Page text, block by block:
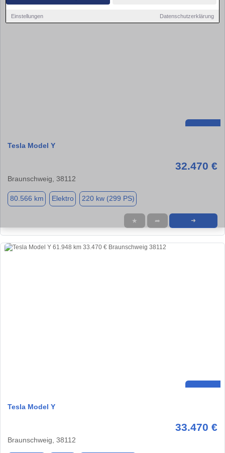
Einstellungen Datenschutzerklärung
Tesla Model Y
32.470 €
Braunschweig, 38112
80.566 km Elektro 220 kw (299 PS)
★ ➦ ➜
Tesla Model Y
33.470 €
Braunschweig, 38112